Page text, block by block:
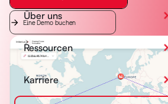
Über uns
Ressourcen
Karriere
Eine Demo buchen